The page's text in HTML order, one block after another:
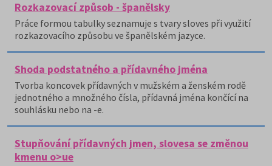
Rozkazovací způsob - španělsky
Práce formou tabulky seznamuje s tvary sloves při využití
rozkazovacího způsobu ve španělském jazyce.
Shoda podstatného a přídavného jména
Tvorba koncovek přídavných v mužském a ženském rodě
jednotného a množného čísla, přídavná jména končící na
souhlásku nebo na -e.
Stupňování přídavných jmen, slovesa se změnou
kmenu o>ue